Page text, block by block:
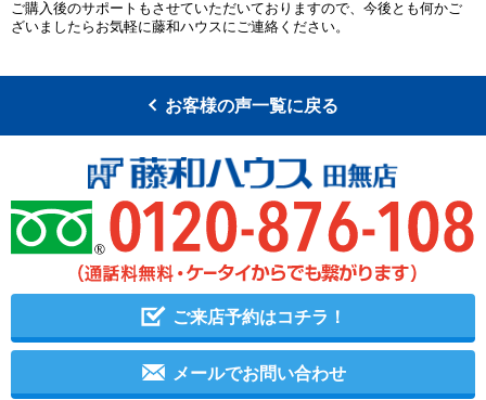
ご購入後のサポートもさせていただいておりますので、今後とも何かご
ざいましたらお気軽に藤和ハウスにご連絡ください。
お客様の声一覧に戻る
ご来店予約はコチラ！
メールでお問い合わせ